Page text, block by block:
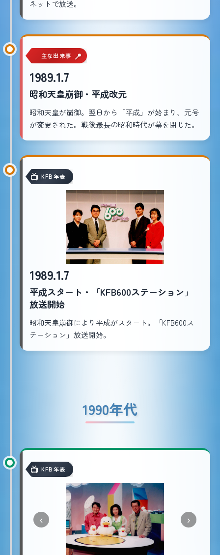
ネットで放送。
主な出来事
1989.1.7
昭和天皇崩御・平成改元
昭和天皇が崩御。翌日から「平成」が始まり、元号
が変更された。戦後最長の昭和時代が幕を閉じた。
KFB年表
1989.1.7
平成スタート・「KFB600ステーション」
放送開始
昭和天皇崩御により平成がスタート。「KFB600ス
テーション」放送開始。
1990年代
KFB年表
‹ ›